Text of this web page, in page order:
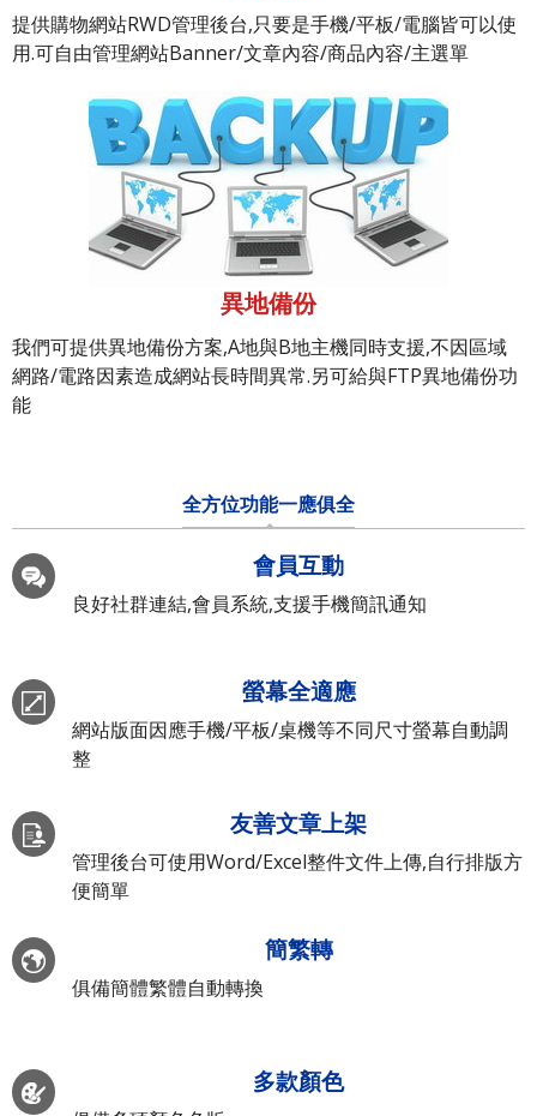
提供購物網站RWD管理後台,只要是手機/平板/電腦皆可以使
用.可自由管理網站Banner/文章內容/商品內容/主選單
異地備份
我們可提供異地備份方案,A地與B地主機同時支援,不因區域
網路/電路因素造成網站長時間異常.另可給與FTP異地備份功
能
全方位功能一應俱全
會員互動
良好社群連結,會員系統,支援手機簡訊通知
螢幕全適應
網站版面因應手機/平板/桌機等不同尺寸螢幕自動調
整
友善文章上架
管理後台可使用Word/Excel整件文件上傳,自行排版方
便簡單
簡繁轉
俱備簡體繁體自動轉換
多款顏色